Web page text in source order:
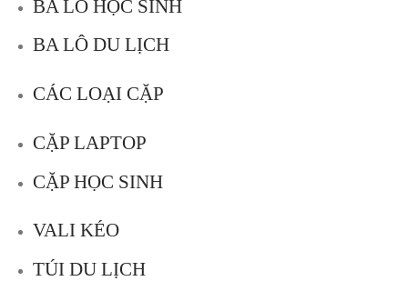
BA LÔ HỌC SINH
BA LÔ DU LỊCH
CÁC LOẠI CẶP
CẶP LAPTOP
CẶP HỌC SINH
VALI KÉO
TÚI DU LỊCH